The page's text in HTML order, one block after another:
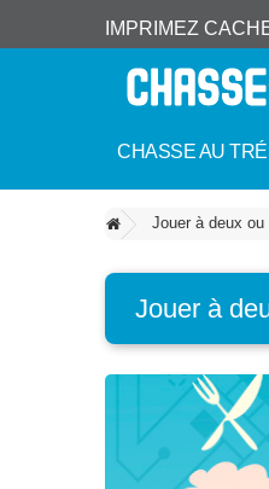
IMPRIMEZ
CHASSE AU
Jouer à deux
Jouer à